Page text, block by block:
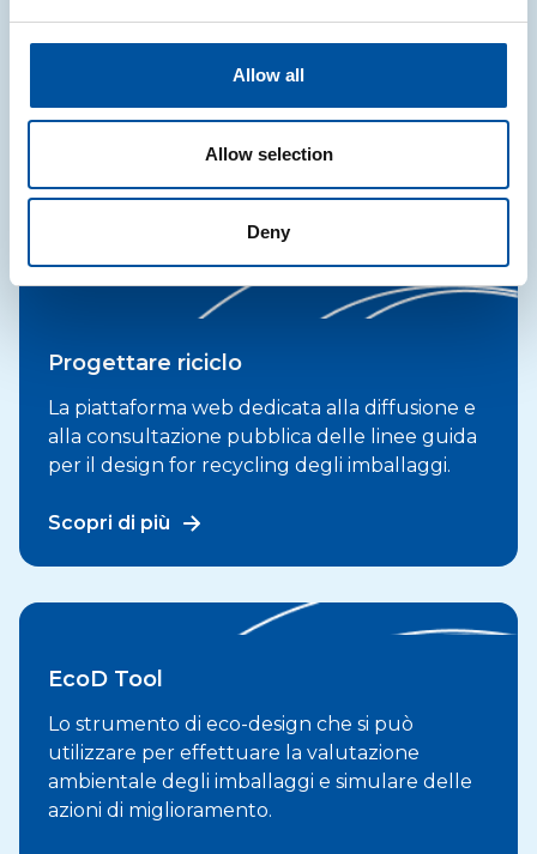
Allow all
Allow selection
Deny
ambientale e circolarità.
Progettare riciclo
La piattaforma web dedicata alla diffusione e
alla consultazione pubblica delle linee guida
per il design for recycling degli imballaggi.
Scopri di più
EcoD Tool
Lo strumento di eco-design che si può
utilizzare per effettuare la valutazione
ambientale degli imballaggi e simulare delle
azioni di miglioramento.